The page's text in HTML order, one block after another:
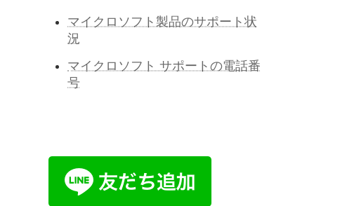
マイクロソフト製品のサポート状
況
マイクロソフト サポートの電話番
号